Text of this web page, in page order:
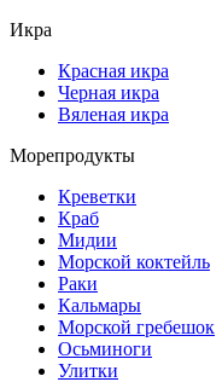
Икра
Красная икра
Черная икра
Вяленая икра
Морепродукты
Креветки
Краб
Мидии
Морской коктейль
Раки
Кальмары
Морской гребешок
Осьминоги
Улитки